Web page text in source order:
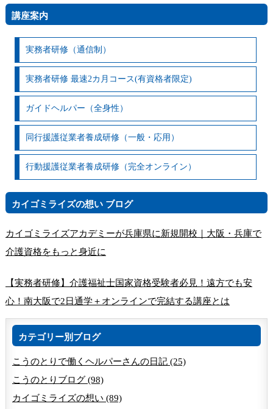
講座案内
実務者研修（通信制）
実務者研修 最速2カ月コース(有資格者限定)
ガイドヘルパー（全身性）
同行援護従業者養成研修（一般・応用）
行動援護従業者養成研修（完全オンライン）
カイゴミライズの想い ブログ
カイゴミライズアカデミーが兵庫県に新規開校｜大阪・兵庫で
介護資格をもっと身近に
【実務者研修】介護福祉士国家資格受験者必見！遠方でも安
心！南大阪で2日通学＋オンラインで完結する講座とは
カテゴリー別ブログ
こうのとりで働くヘルパーさんの日記 (25)
こうのとりブログ (98)
カイゴミライズの想い (89)